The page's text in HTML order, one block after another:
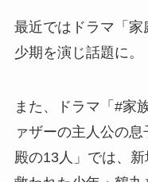
最近ではドラマ「
少期を演じ話題に。
また、ドラマ「#家
ァザーの主人公の
殿の13人」では、